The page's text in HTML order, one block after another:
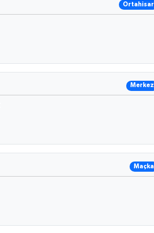
Ortahisar
Merkez
Maçka